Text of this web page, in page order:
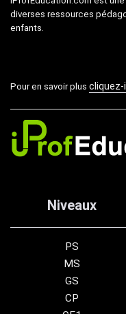
diverses ressources
enfants.
Pour en savoir plus cliquez-
Niveaux
PS
MS
GS
CP